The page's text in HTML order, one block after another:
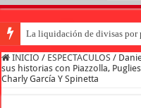
La liquidación de divisas por
INICIO / ESPECTACULOS /
sus historias con Piazzolla,
Charly García Y Spinetta